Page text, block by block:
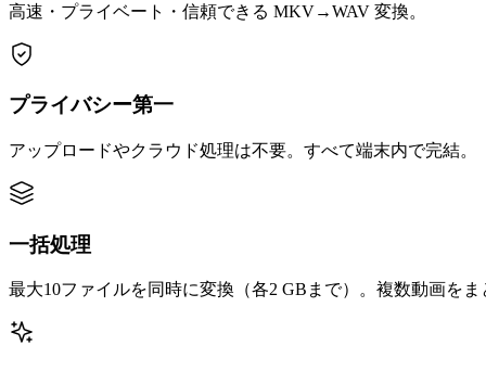
高速・プライベート・信頼できる MKV→WAV 変換。
プライバシー第一
アップロードやクラウド処理は不要。すべて端末内で完結。
一括処理
最大10ファイルを同時に変換（各2 GBまで）。複数動画を